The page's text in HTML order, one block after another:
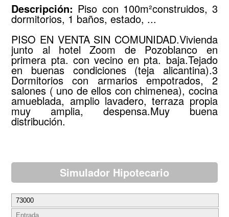
Descripción: Piso con 100m²construidos, 3
dormitorios, 1 baños, estado, ...
PISO EN VENTA SIN COMUNIDAD.Vivienda
junto al hotel Zoom de Pozoblanco en
primera pta. con vecino en pta. baja.Tejado
en buenas condiciones (teja alicantina).3
Dormitorios con armarios empotrados, 2
salones ( uno de ellos con chimenea), cocina
amueblada, amplio lavadero, terraza propia
muy amplia, despensa.Muy buena
distribución.
Simulador Hipotecario